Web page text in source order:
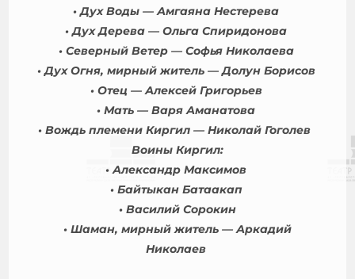
• Дух Воды — Амгаяна Нестерева
• Дух Дерева — Ольга Спиридонова
• Северный Ветер — Софья Николаева
• Дух Огня, мирный житель — Долун Борисов
• Отец — Алексей Григорьев
• Мать — Варя Аманатова
• Вождь племени Киргил — Николай Гоголев
Воины Киргил:
• Александр Максимов
• Байтыкан Батаакап
• Василий Сорокин
• Шаман, мирный житель — Аркадий
Николаев